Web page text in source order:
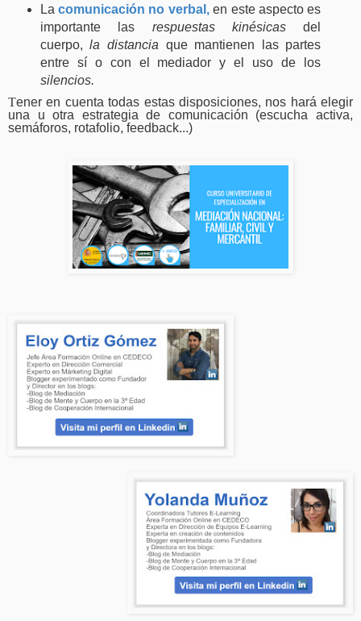
La comunicación no verbal,en este aspecto es
importante las respuestas kinésicasdel
cuerpo,la distancia que mantienen las partes
entre sí o con el mediador y el uso de los
silencios.
Tener en cuenta todas estas disposiciones, nos hará elegir
una u otra estrategia de comunicación (escucha activa,
semáforos, rotafolio, feedback...)